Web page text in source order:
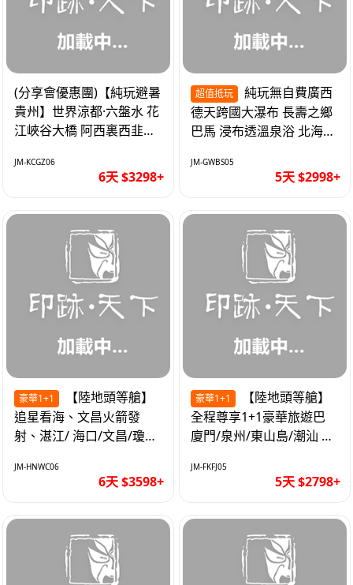
(分享會優惠團)【純玩避暑
貴州】世界涼都·六盤水 花
江峽谷大橋 阿西裏西韭菜
JM-KCGZ06
6天 $3298+
超值抵玩
德天跨國大瀑布 長壽之鄉
巴馬 浸布透溫泉浴 北海銀
JM-GWBS05
5天 $2998+
豪華1+1
追星看海、文昌火箭發
射、湛江/ 海口/文昌/瓊海/
優質6天
JM-HNWC06
6天 $3598+
豪華1+1
全程尊享1+1豪華旅遊巴
廈門/泉州/東山島/潮汕 精
JM-FKFJ05
5天 $2798+